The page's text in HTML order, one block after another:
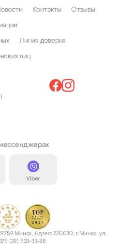
Контакты
Отзывы
Линия доверия
лиц
Viber
Минск, Адрес: 220030, г.Минск, ул.
(29) 533-33-88